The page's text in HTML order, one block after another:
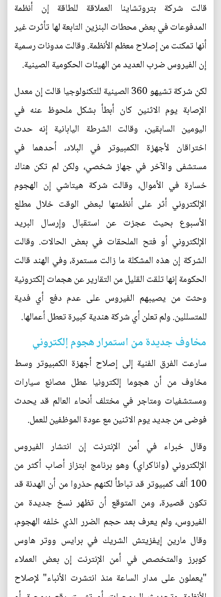
قالت شركة بتروتشاينا العملاقة للطاقة إن أنظمة
المدفوعات في بعض محطات البنزين التابعة لها تأثرت غير
أنها تمكنت من إصلاح معظم الأنظمة. وقالت مدونات رسمية
إن الفيروس ضرب العديد من الهيئات الحكومية الصينية.
لكن شركة تشيهو 360 الصينية للتكنولوجيا قالت إن معدل
الإصابة يوم الاثنين كان أبطأ بشكل ملحوظ عنه في
اليومين السابقين، وقالت الشرطة اليابانية إنه حدث
اختراقان لأجهزة الكمبيوتر في البلاد، أحدهما في
مستشفى والآخر في جهاز شخصي، ولكن لم تكن هناك
خسارة في الأموال، وقالت شركة هيتاشي إن الهجوم
الإلكتروني أثر على أنظمتها لبعض الوقت خلال مطلع
الأسبوع بحيث عجزت عن استقبال وإرسال البريد
الإلكتروني أو فتح الملحقات في بعض الحالات. وقالت
الشركة إن هذه المشكلة ما زالت مستمرة، وفي الهند قالت
الحكومة إنها تلقت القليل من التقارير عن هجمات إلكترونية
وحثت من يصيبهم الفيروس على عدم دفع أي فدية
للمتسللين. ولم تعلن أي شركة هندية كبيرة تعطل أعمالها.
مخاوف جديدة من استمرار هجوم إلكتروني
سارعت الفرق الفنية إلى إصلاح أجهزة الكمبيوتر وسط
مخاوف من أن هجوما إلكترونيا عطل مصانع سيارات
ومستشفيات ومتاجر في مختلف أنحاء العالم قد يحدث
فوضى من جديد يوم الاثنين مع عودة الموظفين للعمل.
وقال خبراء في أمن الإنترنت إن انتشار الفيروس
الإلكتروني (واناكراي) وهو برنامج ابتزاز أصاب أكثر من
100 ألف كمبيوتر قد تباطأ لكنهم حذروا من أن الهدنة قد
تكون قصيرة، ومن المتوقع أن تظهر نسخ جديدة من
الفيروس، ولم يعرف بعد حجم الضرر الذي خلفه الهجوم،
وقال مارين إيفزيتش الشريك في برايس ووتر هاوس
كوبرز والمتخصص في أمن الإنترنت إن بعض العملاء
"يعملون على مدار الساعة منذ انتشرت الأنباء" لإصلاح